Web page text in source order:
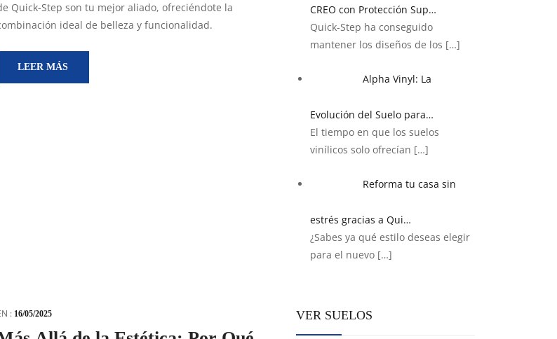
Quick-Step son tu mejor aliado, ofreciéndote la
ideal de belleza y funcionalidad.
LEER MÁS
: 16/05/2025
CREO con Protección Sup…
Quick-Step ha conseguido
mantener los diseños de los […]
Alpha Vinyl: La
Evolución del Suelo para…
El tiempo en que los suelos
vinílicos solo ofrecían […]
Reforma tu casa sin
estrés gracias a Qui…
¿Sabes ya qué estilo deseas elegir
para el nuevo […]
VER SUELOS